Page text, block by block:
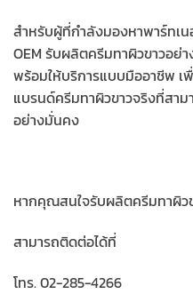
สำหรับผู้ที่กำลังมองหาพาร์ทเน
OEM รับผลิตครีมทาผิวขาวอย่
พร้อมให้บริการแบบมืออาชีพ เ
แบรนด์ครีมทาผิวขาวจริงที่สา
อย่างมั่นคง
หากคุณสนใจรับผลิตครีมทาผิว
สามารถติดต่อได้ที่
โทร. 02-285-4266